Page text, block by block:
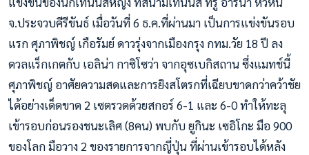
จ.ประจวบคีรีขันธ์ เมื่อวันที่ 6 ธ.ค.ที่ผ่านมา เป็นการแข่งขันรอบ
แรก ศุภาพิชญ์ เกือรัมย์ ดาวรุ่งจากเมืองกรุง กทม.วัย 18 ปี ลง
ดวลแร็กเกตกับ เอลิน่า กาซิโซว่า จากอุซเบกิสถาน ซึ่งแมทช์นี้
ศุภาพิชญ์ อาศัยความสดและการยิงสโตรกที่เฉียบขาดกว่าคว้าชัย
ได้อย่างเด็ดขาด 2 เซตรวดด้วยสกอร์ 6-1 และ 6-0 ทำให้ทะลุ
เข้ารอบก่อนรองชนะเลิศ (8คน) พบกับ ยูกินะ เซอิโกะ มือ 900
ของโลก มือวาง 2 ของรายการจากญี่ปุ่น ที่ผ่านเข้ารอบได้หลัง